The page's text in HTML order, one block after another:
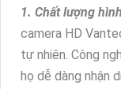
1. Chất lượng
camera HD
tự nhiên. Công
họ dễ dàng nhận